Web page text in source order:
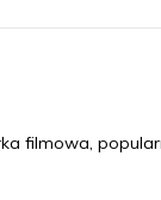
filmowa,